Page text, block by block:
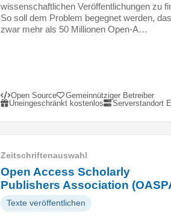
n
A
s
a
e
s
c
h
ä
wissenschaftlichen Veröffentlichungen zu
So soll dem Problem begegnet werden,
zwar mehr als 50 Millionen Open-A…
Open Source
Gemeinnütziger Betreiber
Uneingeschränkt kostenlos
Serverstandort
Zeitschriftenauswahl
Open Access Scholarly
Publishers Association
Texte veröffentlichen